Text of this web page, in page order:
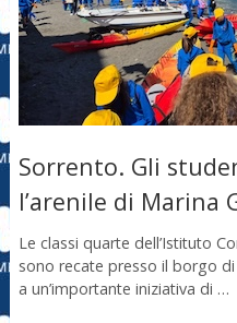
Sorrento. Gli
l’arenile di Marina
Le classi quarte dell’Istituto
sono recate presso il borgo
a un’importante iniziativa di …